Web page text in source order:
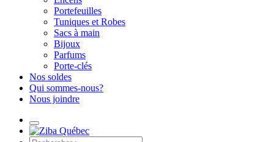
Portefeuilles
Tuniques et Robes
Sacs à main
Bijoux
Parfums
Porte-clés
Nos soldes
Qui sommes-nous?
Nous joindre